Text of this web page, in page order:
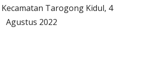
Tarogong Kidul, 4
Agustus 2022